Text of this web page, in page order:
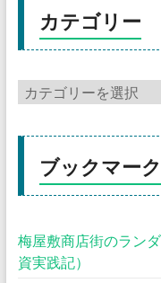
カテゴリー
ブックマーク
梅屋敷商店街のラン
資実践記）